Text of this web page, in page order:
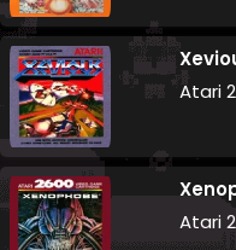
Atari
Atari